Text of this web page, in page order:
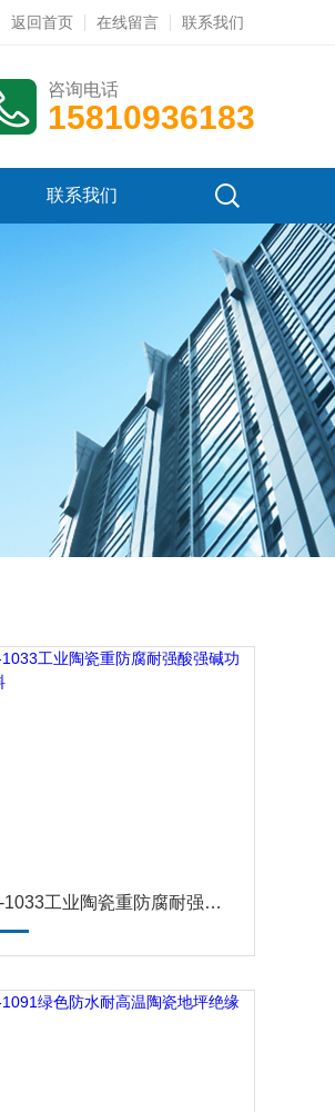
返回首页 在线留言 联系我们
咨询电话
15810936183
联系我们
ZS-1033工业陶瓷重防腐耐强酸强碱功能涂料